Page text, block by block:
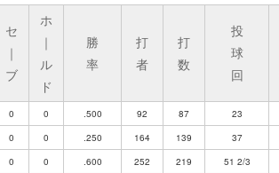
セ
｜
ブ
ホ
｜
ル
ド
勝
率
打
者
打
数
投
球
回
0 0 .500 92 87 23
0 0 .250 164 139 37
0 0 .600 252 219 51 2/3